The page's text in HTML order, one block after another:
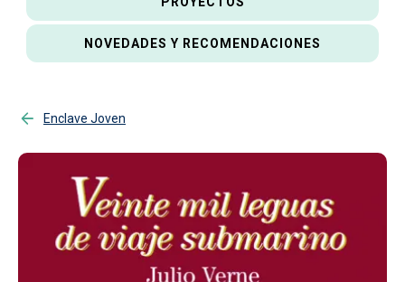
NOVEDADES Y RECOMENDACIONES
Enclave Joven